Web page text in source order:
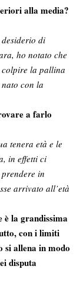
alla media?
desiderio di
ho notato che
colpire la pallina
con la
a farlo
tenera età e le
in effetti ci
in
arrivato all’età
è la grandissima
con i limiti
si allena in modo
disputa